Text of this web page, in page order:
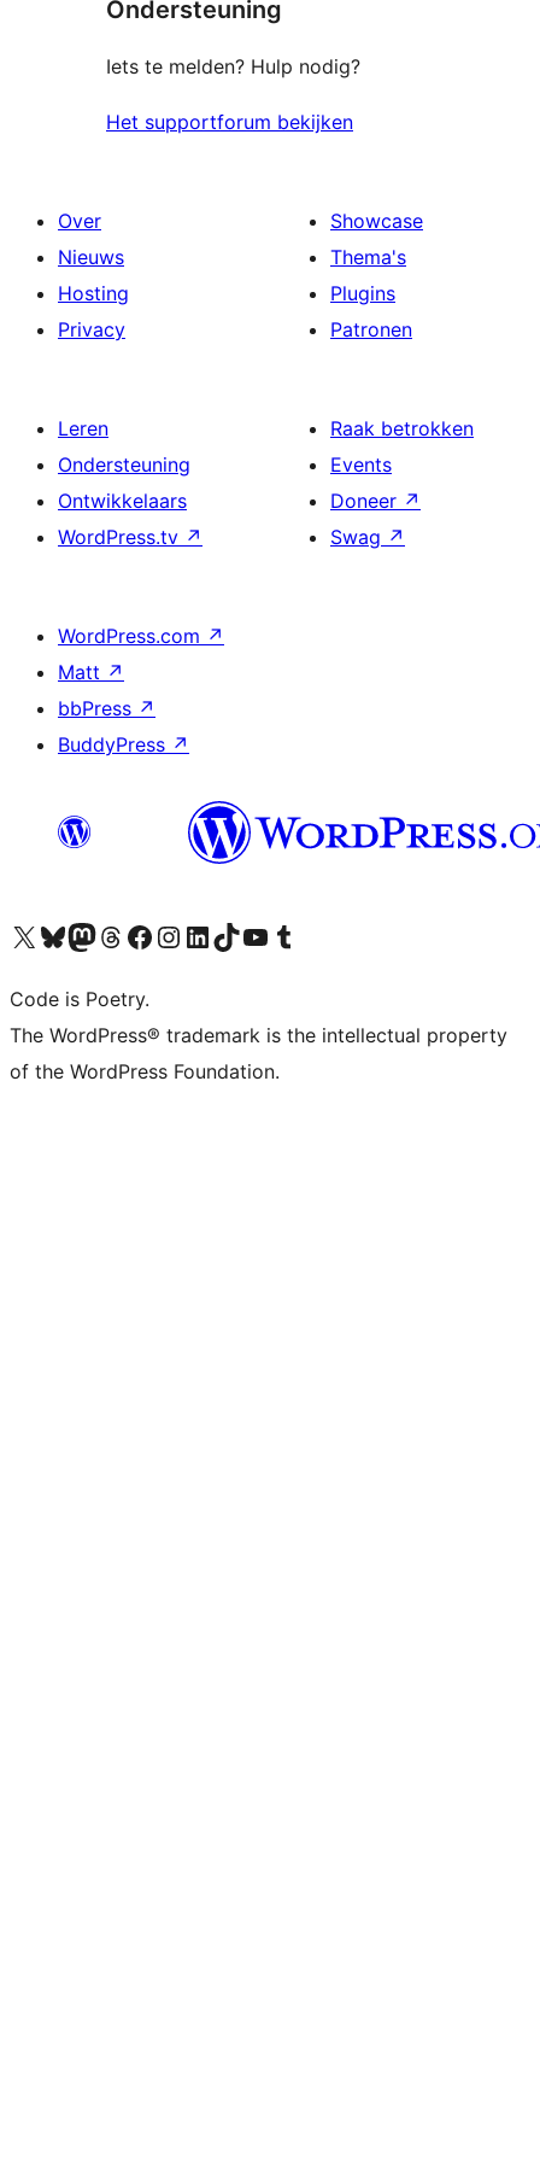
beoordeling
Ondersteuning
Iets te melden? Hulp nodig?
Het supportforum bekijken
Over
Nieuws
Hosting
Privacy
Showcase
Thema's
Plugins
Patronen
Leren
Ondersteuning
Ontwikkelaars
WordPress.tv ↗
Raak betrokken
Events
Doneer ↗
Swag ↗
WordPress.com ↗
Matt ↗
bbPress ↗
BuddyPress ↗
Bezoek ons X (voorheen Twitter) account
Bezoek onze Bluesky account
Bezoek ons Mastodon account
Bezoek onze Threads account
Onze Facebookpagina bezoeken
Bezoek onze Instagram account
Bezoek onze LinkedIn account
Bezoek onze TikTok account
Bezoek ons YouTube kanaalBezoek onze Tumblr account
Code is Poetry.
The WordPress® trademark is the intellectual property
of the WordPress Foundation.